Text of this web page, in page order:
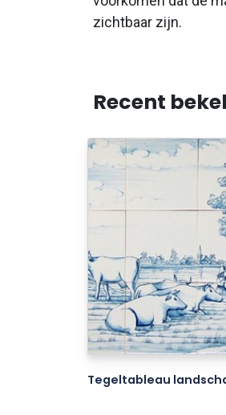
zichtbaar zijn.
Recent
Tegeltableau